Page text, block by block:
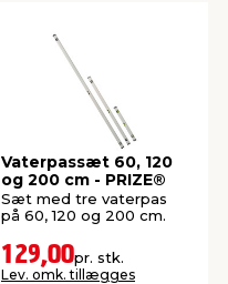
Vaterpassæt 60, 120
og 200 cm - PRIZE®
Sæt med tre vaterpas
på 60, 120 og 200 cm.
129,00pr. stk.
Lev. omk. tillægges